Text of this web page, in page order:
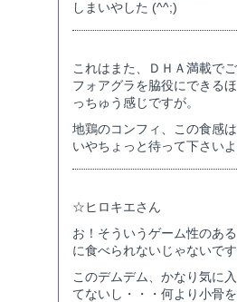
しまいやした (^^;)
これはまた、ＤＨＡ満載で
フォアグラを脇役にできる
っちゅう感じですが。
地鶏のコンフィ、この食感
いやちょっと待って下さい
☆ヒロキエさん
お！そういうゲーム性のあ
に食べられないじゃないで
このデムデム、かなり気に
てないし・・・何より小骨